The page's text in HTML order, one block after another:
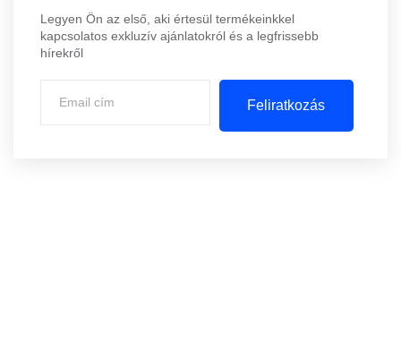
Legyen Ön az első, aki értesül termékeinkkel
kapcsolatos exkluzív ajánlatokról és a legfrissebb
hírekről
Feliratkozás